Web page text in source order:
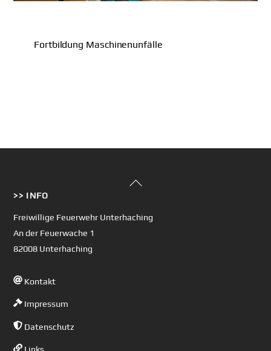
Fortbildung Maschinenunfälle
Back
>> INFO
Freiwillige Feuerwehr Unterhaching
An der Feuerwache 1
82008 Unterhaching
Kontakt
Impressum
Datenschutz